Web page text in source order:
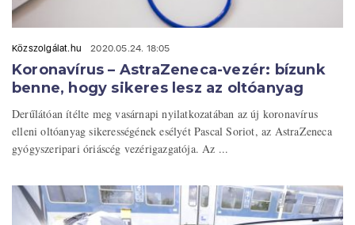
Közszolgálat.hu 2020.05.24. 18:05
Koronavírus – AstraZeneca-vezér: bízunk
benne, hogy sikeres lesz az oltóanyag
Derűlátóan ítélte meg vasárnapi nyilatkozatában az új koronavírus
elleni oltóanyag sikerességének esélyét Pascal Soriot, az AstraZeneca
gyógyszeripari óriáscég vezérigazgatója. Az ...